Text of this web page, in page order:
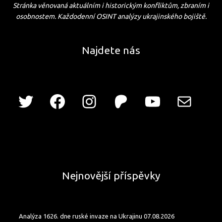
Stránka věnovaná aktuálním i historickým konfliktům, zbraním i
osobnostem. Každodenní OSINT analýzy ukrajinského bojiště.
Najdete nás
Nejnovější příspěvky
Analýza 1626. dne ruské invaze na Ukrajinu 07.08.2026